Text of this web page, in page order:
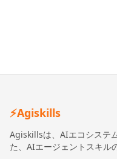
⚡Agiskills
Agiskillsは、AIエコシステ
た、AIエージェントスキル